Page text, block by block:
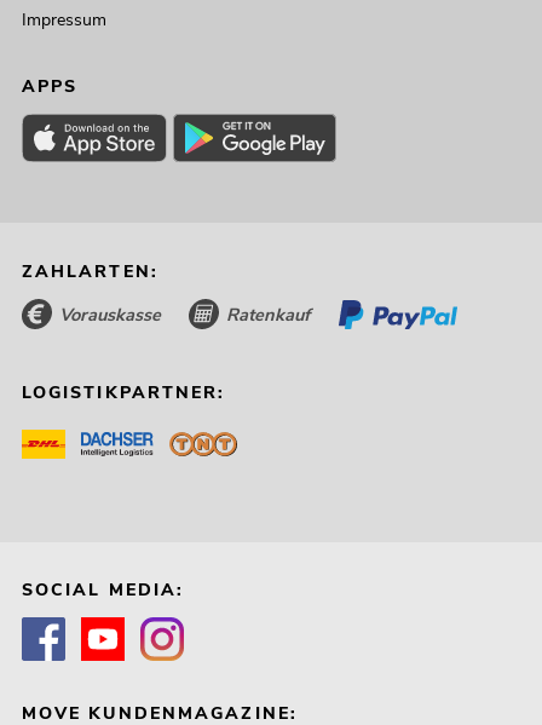
Impressum
APPS
ZAHLARTEN:
Vorauskasse Ratenkauf
LOGISTIKPARTNER:
SOCIAL MEDIA:
MOVE KUNDENMAGAZINE: